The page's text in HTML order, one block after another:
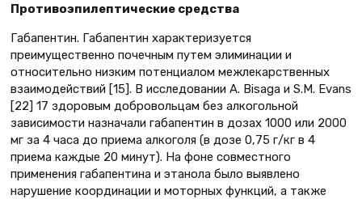
Противоэпилептические средства
Габапентин. Габапентин характеризуется
преимущественно почечным путем элиминации и
относительно низким потенциалом межлекарственных
взаимодействий [15]. В исследовании A. Bisaga и S.M. Evans
[22] 17 здоровым добровольцам без алкогольной
зависимости назначали габапентин в дозах 1000 или 2000
мг за 4 часа до приема алкоголя (в дозе 0,75 г/кг в 4
приема каждые 20 минут). На фоне совместного
применения габапентина и этанола было выявлено
нарушение координации и моторных функций, а также